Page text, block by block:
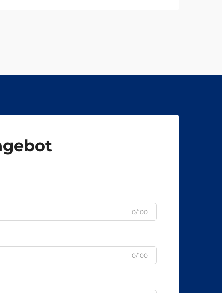
0/100
0/100